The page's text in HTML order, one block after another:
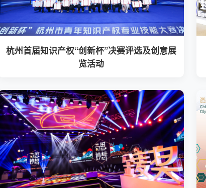
杭州首届知识产权“创新杯”决赛评选及创意展
览活动